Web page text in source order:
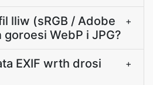
lliw (sRGB / Adobe
goroesi WebP i JPG?
+
EXIF wrth drosi
+